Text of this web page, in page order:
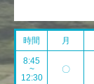
時間 月
8:45
~
12:30
〇